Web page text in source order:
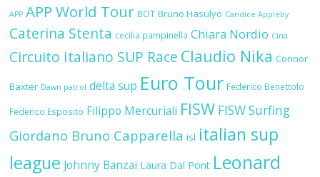
APP APP World Tour BOT Bruno Hasulyo Candice Appleby
Caterina Stenta cecilia pampinella Chiara Nordio Cina
Circuito Italiano SUP Race Claudio Nika Connor
Baxter Dawn patrol delta sup Euro Tour Federico Benettolo
Federico Esposito Filippo Mercuriali FISW FISW Surfing
Giordano Bruno Capparella isl italian sup
league Johnny Banzai Laura Dal Pont Leonard